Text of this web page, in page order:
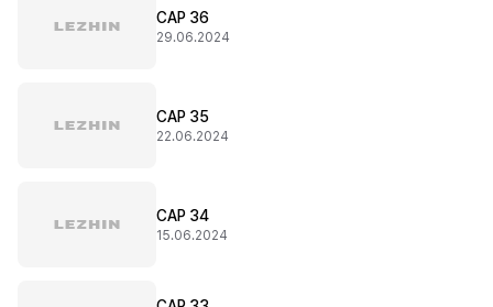
CAP 36
29.06.2024
CAP 35
22.06.2024
CAP 34
15.06.2024